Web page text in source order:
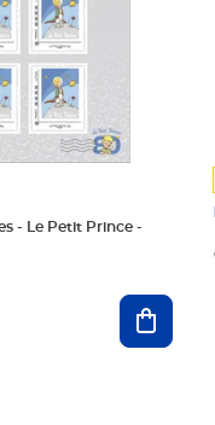
- Le Petit Prince -